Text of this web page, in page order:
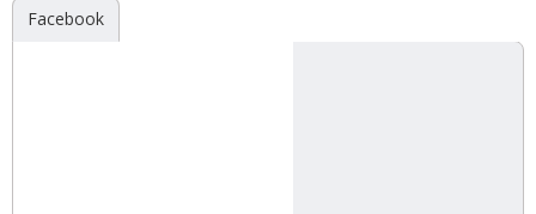
Facebook